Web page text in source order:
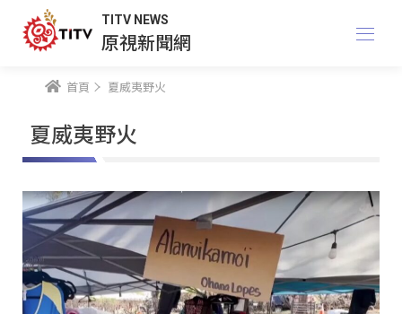
TITV NEWS
原視新聞網
首頁 夏威夷野火
夏威夷野火